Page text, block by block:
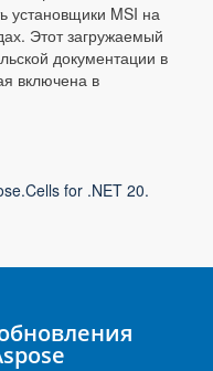
установщики MSI на
Этот загружаемый
документации в
включена в
for .NET 20.